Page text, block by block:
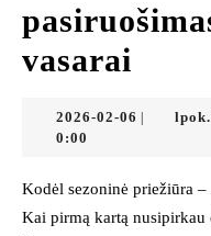
vasarai
2026-02-06 2026-
0:00
Kodėl sezoninė priežiūra – ne prabanga, o būtinybė
Kai pirmą kartą nusipirkau